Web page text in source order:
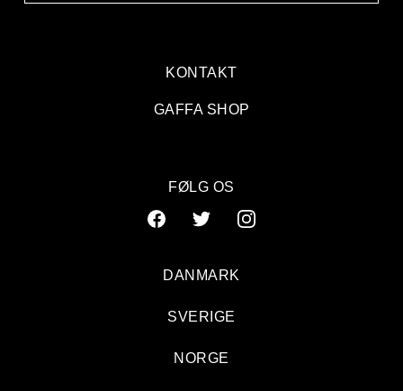
KONTAKT
GAFFA SHOP
FØLG OS
DANMARK
SVERIGE
NORGE